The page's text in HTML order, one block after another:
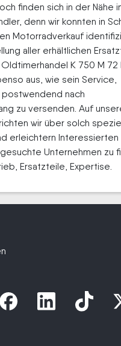
finden sich in der Nähe
denn wir konnten in
Motorradverkauf
aller erhältlichen
K 750 M 72
aus, wie sein Service,
nach
zu versenden. Auf
wir über solch
erleichtern Interessierten
Unternehmen zu
Ersatzteile, Expertise.